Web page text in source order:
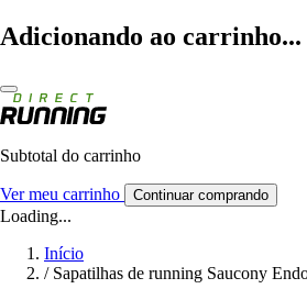
Adicionando ao carrinho...
Subtotal do carrinho
Ver meu carrinho Continuar comprando
Loading...
Início
/ Sapatilhas de running Saucony